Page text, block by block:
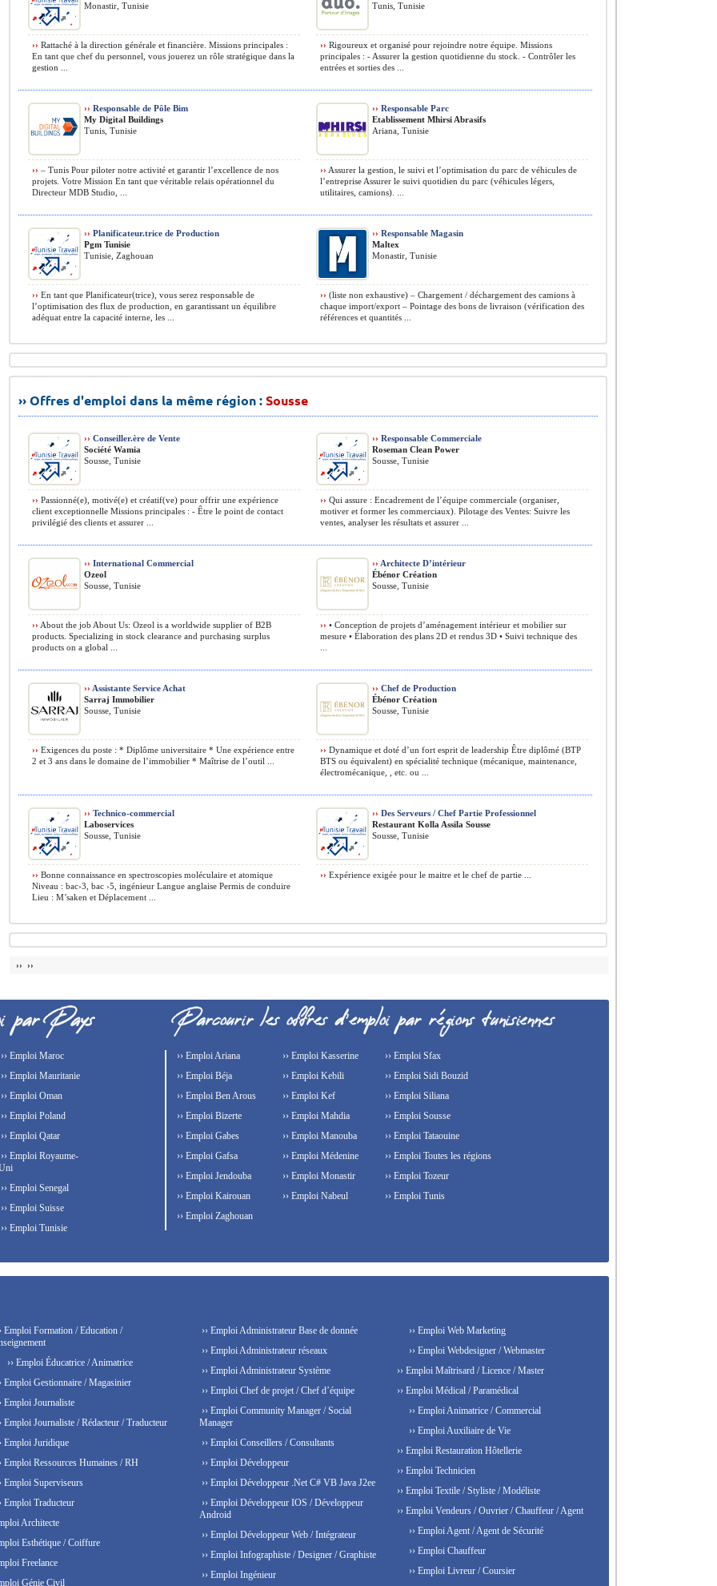
Monastir, Tunisie
›› Rattaché à la direction générale et financière. Missions principales :
En tant que chef du personnel, vous jouerez un rôle stratégique dans la
gestion ...
Tunis, Tunisie
›› Rigoureux et organisé pour rejoindre notre équipe. Missions
principales : - Assurer la gestion quotidienne du stock. - Contrôler les
entrées et sorties des ...
›› Responsable de Pôle Bim
My Digital Buildings
Tunis, Tunisie
›› – Tunis Pour piloter notre activité et garantir l’excellence de nos
projets. Votre Mission En tant que véritable relais opérationnel du
Directeur MDB Studio, ...
›› Responsable Parc
Etablissement Mhirsi Abrasifs
Ariana, Tunisie
›› Assurer la gestion, le suivi et l’optimisation du parc de véhicules de
l’entreprise Assurer le suivi quotidien du parc (véhicules légers,
utilitaires, camions). ...
›› Planificateur.trice de Production
Pgm Tunisie
Tunisie, Zaghouan
›› En tant que Planificateur(trice), vous serez responsable de
l’optimisation des flux de production, en garantissant un équilibre
adéquat entre la capacité interne, les ...
›› Responsable Magasin
Maltex
Monastir, Tunisie
›› (liste non exhaustive) – Chargement / déchargement des camions à
chaque import/export – Pointage des bons de livraison (vérification des
références et quantités ...
›› Offres d'emploi dans la même région :Sousse
›› Conseiller.ère de Vente
Société Wamia
Sousse, Tunisie
›› Passionné(e), motivé(e) et créatif(ve) pour offrir une expérience
client exceptionnelle Missions principales : - Être le point de contact
privilégié des clients et assurer ...
›› Responsable Commerciale
Roseman Clean Power
Sousse, Tunisie
›› Qui assure : Encadrement de l’équipe commerciale (organiser,
motiver et former les commerciaux). Pilotage des Ventes: Suivre les
ventes, analyser les résultats et assurer ...
›› International Commercial
Ozeol
Sousse, Tunisie
›› About the job About Us: Ozeol is a worldwide supplier of B2B
products. Specializing in stock clearance and purchasing surplus
products on a global ...
›› Architecte D’intérieur
Ébénor Création
Sousse, Tunisie
›› • Conception de projets d’aménagement intérieur et mobilier sur
mesure • Élaboration des plans 2D et rendus 3D • Suivi technique des
›› Assistante Service Achat
Sarraj Immobilier
Sousse, Tunisie
›› Exigences du poste : * Diplôme universitaire * Une expérience entre
2 et 3 ans dans le domaine de l’immobilier * Maîtrise de l’outil ...
›› Chef de Production
Ébénor Création
Sousse, Tunisie
›› Dynamique et doté d’un fort esprit de leadership Être diplômé (BTP
BTS ou équivalent) en spécialité technique (mécanique, maintenance,
électromécanique, , etc. ou ...
›› Technico-commercial
Laboservices
Sousse, Tunisie
›› Bonne connaissance en spectroscopies moléculaire et atomique
Niveau : bac›3, bac ›5, ingénieur Langue anglaise Permis de conduire
Lieu : M’saken et Déplacement ...
›› Des Serveurs / Chef Partie Professionnel
Restaurant Kolla Assila Sousse
Sousse, Tunisie
›› Expérience exigée pour le maitre et le chef de partie ...
›› ››
›› Emploi Maroc
›› Emploi Mauritanie
›› Emploi Oman
›› Emploi Poland
›› Emploi Qatar
›› Emploi Royaume-
›› Emploi Senegal
›› Emploi Suisse
›› Emploi Tunisie
›› Emploi Ariana
›› Emploi Béja
›› Emploi Ben Arous
›› Emploi Bizerte
›› Emploi Gabes
›› Emploi Gafsa
›› Emploi Jendouba
›› Emploi Kairouan
›› Emploi Kasserine
›› Emploi Kebili
›› Emploi Kef
›› Emploi Mahdia
›› Emploi Manouba
›› Emploi Médenine
›› Emploi Monastir
›› Emploi Nabeul
›› Emploi Sfax
›› Emploi Sidi Bouzid
›› Emploi Siliana
›› Emploi Sousse
›› Emploi Tataouine
›› Emploi Toutes les régions
›› Emploi Tozeur
›› Emploi Tunis
›› Emploi Zaghouan
Emploi Formation / Education /
›› Emploi Éducatrice / Animatrice
Emploi Gestionnaire / Magasinier
Emploi Journaliste
Emploi Journaliste / Rédacteur / Traducteur
Emploi Juridique
Emploi Ressources Humaines / RH
Emploi Superviseurs
Emploi Traducteur
Architecte
Esthétique / Coiffure
Freelance
Génie Civil
›› Emploi Administrateur Base de donnée
›› Emploi Administrateur réseaux
›› Emploi Administrateur Système
›› Emploi Chef de projet / Chef d’équipe
›› Emploi Community Manager / Social
Manager
›› Emploi Conseillers / Consultants
›› Emploi Développeur
›› Emploi Développeur .Net C# VB Java J2ee
›› Emploi Développeur IOS / Développeur
Android
›› Emploi Développeur Web / Intégrateur
›› Emploi Infographiste / Designer / Graphiste
›› Emploi Ingénieur
›› Emploi Web Marketing
›› Emploi Webdesigner / Webmaster
›› Emploi Maîtrisard / Licence / Master
›› Emploi Médical / Paramédical
›› Emploi Animatrice / Commercial
›› Emploi Auxiliaire de Vie
›› Emploi Restauration Hôtellerie
›› Emploi Technicien
›› Emploi Textile / Styliste / Modéliste
›› Emploi Vendeurs / Ouvrier / Chauffeur / Agent
›› Emploi Agent / Agent de Sécurité
›› Emploi Chauffeur
›› Emploi Livreur / Coursier